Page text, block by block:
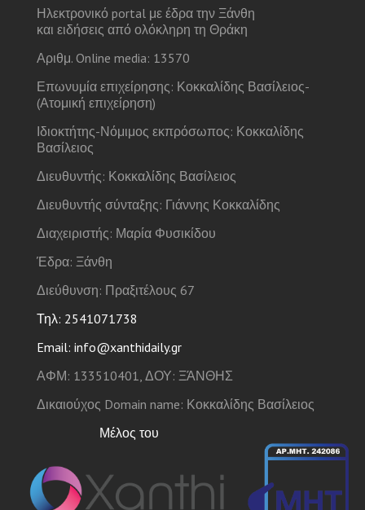
Ηλεκτρονικό portal με έδρα την Ξάνθη
και ειδήσεις από ολόκληρη τη Θράκη
Αριθμ. Online media: 13570
Επωνυμία επιχείρησης: Κοκκαλίδης Βασίλειος-
(Ατομική επιχείρηση)
Ιδιοκτήτης-Νόμιμος εκπρόσωπος: Κοκκαλίδης
Βασίλειος
Διευθυντής: Κοκκαλίδης Βασίλειος
Διευθυντής σύνταξης: Γιάννης Κοκκαλίδης
Διαχειριστής: Μαρία Φυσικίδου
Έδρα: Ξάνθη
Διεύθυνση: Πραξιτέλους 67
Τηλ: 2541071738
Email: info@xanthidaily.gr
ΑΦΜ: 133510401, ΔΟΥ: ΞΆΝΘΗΣ
Δικαιούχος Domain name: Κοκκαλίδης Βασίλειος
Μέλος του